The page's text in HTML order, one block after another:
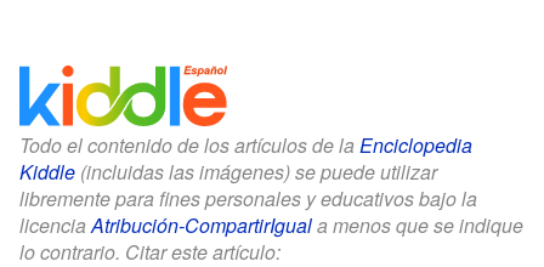
Todo el contenido de los artículos de la Enciclopedia
Kiddle (incluidas las imágenes) se puede utilizar
libremente para fines personales y educativos bajo la
licenciaAtribución-CompartirIguala menos que se indique
lo contrario. Citar este artículo: